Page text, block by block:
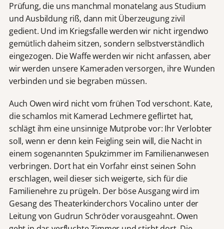
Prüfung, die uns manchmal monatelang aus Studium
und Ausbildung riß, dann mit Überzeugung zivil
gedient. Und im Kriegsfalle werden wir nicht irgendwo
gemütlich daheim sitzen, sondern selbstverständlich
eingezogen. Die Waffe werden wir nicht anfassen, aber
wir werden unsere Kameraden versorgen, ihre Wunden
verbinden und sie begraben müssen.
Auch Owen wird nicht vom frühen Tod verschont. Kate,
die schamlos mit Kamerad Lechmere geflirtet hat,
schlägt ihm eine unsinnige Mutprobe vor: Ihr Verlobter
soll, wenn er denn kein Feigling sein will, die Nacht in
einem sogenannten Spukzimmer im Familienanwesen
verbringen. Dort hat ein Vorfahr einst seinen Sohn
erschlagen, weil dieser sich weigerte, sich für die
Familienehre zu prügeln. Der böse Ausgang wird im
Gesang des Theaterkinderchors Vocalino unter der
Leitung von Gudrun Schröder vorausgeahnt. Owen